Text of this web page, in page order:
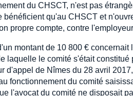
du CHSCT, n'est pas
qu'au CHSCT et
propre compte, contre
montant de 10 800 €
laquelle le comité s'était
d'appel de Nîmes du 28 avril
fonctionnement du comité
l'avocat du comité ne disposait